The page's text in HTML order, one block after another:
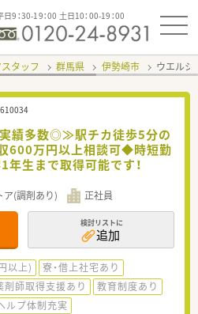
日9：30-19：00 土日10：00-19：00
タッフ 群馬県 伊勢崎市 ウエル
610034
実績多数◎≫駅チカ徒歩5分の
600万円以上相談可◆時短勤
年生まで取得可能です！
ア(調剤あり) 正社員
検討リストに
追加
以上)
寮・借上社宅あり
剤師取得支援あり
教育制度あり
ルプ体制充実